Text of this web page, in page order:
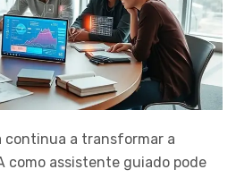
continua a transformar a
como assistente guiado pode